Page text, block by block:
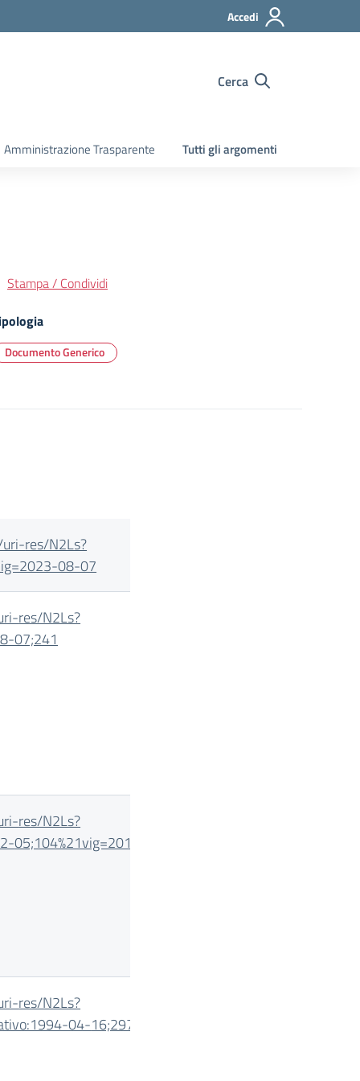
Accedi
Cerca
Amministrazione Trasparente Tutti gli argomenti
Stampa / Condividi
Documento Generico
res/N2Ls?
08-07
res/N2Ls?
07;241
res/N2Ls?
05;104%21vig=2013-04-13
res/N2Ls?
04-16;297